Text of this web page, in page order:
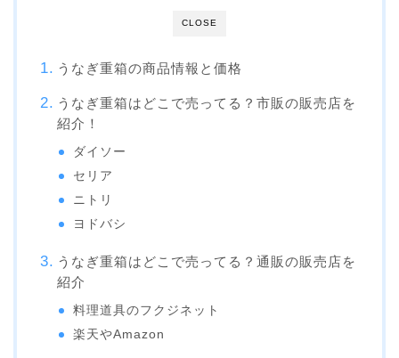
CLOSE
うなぎ重箱の商品情報と価格
うなぎ重箱はどこで売ってる？市販の販売店を
紹介！
ダイソー
セリア
ニトリ
ヨドバシ
うなぎ重箱はどこで売ってる？通販の販売店を
紹介
料理道具のフクジネット
楽天やAmazon